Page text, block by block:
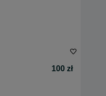
100 zł